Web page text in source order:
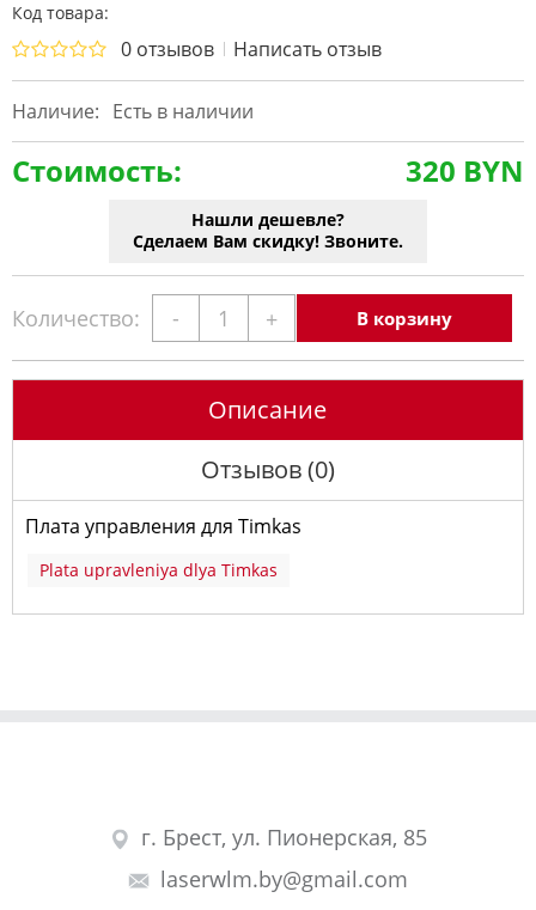
Код товара:
0 отзывов Написать отзыв
Наличие: Есть в наличии
Стоимость: 320 BYN
Нашли дешевле?
Сделаем Вам скидку! Звоните.
Количество: - + В корзину
Описание
Отзывов (0)
Плата управления для Timkas
Plata upravleniya dlya Timkas
г. Брест, ул. Пионерская, 85
laserwlm.by@gmail.com